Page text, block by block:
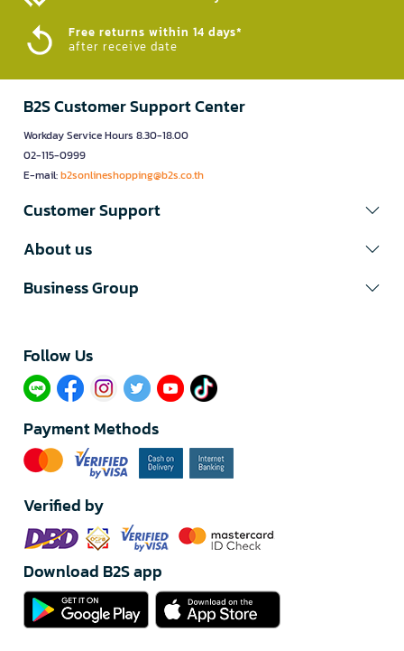
Free returns within 14 days*
after receive date
B2S Customer Support Center
Workday Service Hours 8.30-18.00
02-115-0999
E-mail:b2sonlineshopping@b2s.co.th
Customer Support
About us
Business Group
Follow Us​
Payment Methods
Verified by
Download B2S app